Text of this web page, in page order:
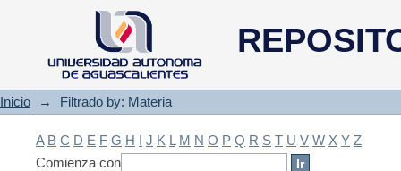
Filtrado by: Materia
Inicio → Filtrado by: Materia
A B C D E F G H I J K L M N O P Q R S T U V W X Y Z
Comienza con